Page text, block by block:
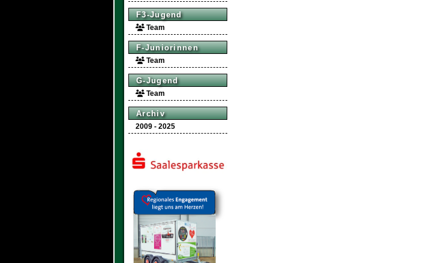
F3-Jugend
Team
F-Juniorinnen
Team
G-Jugend
Team
Archiv
2009 - 2025